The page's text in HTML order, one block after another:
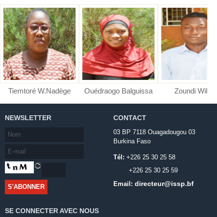
Tiemtoré W.Nadège Ouédraogo Balguissa Zoundi
NEWSLETTER CONTACT
03 BP 7118 Ouagadougou 03
Burkina Faso
Tél: +226 25 30 25 58
+226 25 30 25 59
Email: directeur@issp.bf
SE CONNECTER AVEC NOUS